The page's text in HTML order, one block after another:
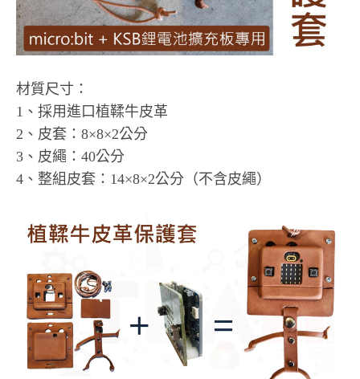
材質尺寸：
1、採用進口植鞣牛皮革
2、皮套：8×8×2公分
3、皮繩：40公分
4、整組皮套：14×8×2公分（不含皮繩）